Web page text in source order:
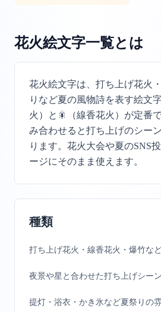
花火絵文字一覧とは
花火絵文字は、打ち上げ花火
りなど夏の風物詩を表す絵文
火）と🎇（線香花火）が定番
み合わせると打ち上げのシー
ります。花火大会や夏のSNS
ージにそのまま使えます。
種類
打ち上げ花火・線香花火・爆竹な
夜景や星と合わせた打ち上げシー
提灯・浴衣・かき氷など夏祭りの